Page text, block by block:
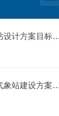
云境天合小学气象站设计方案目标—帮助学生夯实气象知识，提升科学探究能力
​云境天合校园科普气象站建设方案—串联理论与实践，构建校园气象科普阵地